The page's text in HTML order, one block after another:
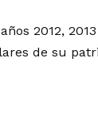
2012,
de su